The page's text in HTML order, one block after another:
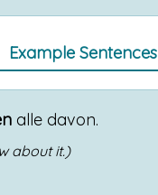
Example Sentences
alle davon.
about it.)